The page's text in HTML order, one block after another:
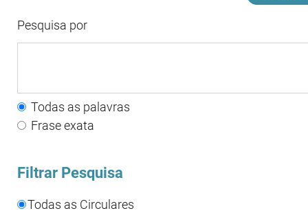
Pesquisa por
Todas as palavras
Frase exata
Filtrar Pesquisa
Todas as Circulares